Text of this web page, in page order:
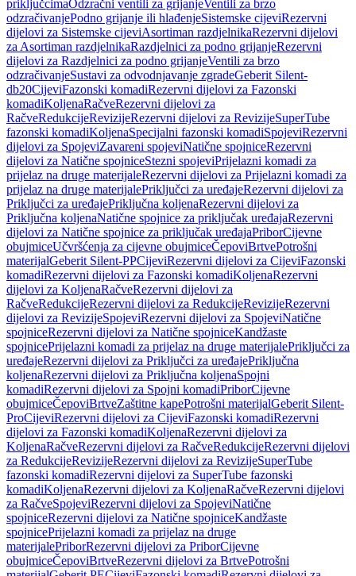
priključcimaOdzračni ventili za grijanjeVentili za brzo
odzračivanjePodno grijanje ili hlađenjeSistemske cijeviRezervni
dijelovi za Sistemske cijeviAsortiman razdjelnikaRezervni dijelovi
za Asortiman razdjelnikaRazdjelnici za podno grijanjeRezervni
dijelovi za Razdjelnici za podno grijanjeVentili za brzo
odzračivanjeSustavi za odvodnjavanje zgradeGeberit Silent-
db20CijeviFazonski komadiRezervni dijelovi za Fazonski
komadiKoljenaRačveRezervni dijelovi za
RačveRedukcijeRevizijeRezervni dijelovi za RevizijeSuperTube
fazonski komadiKoljenaSpecijalni fazonski komadiSpojeviRezervni
dijelovi za SpojeviZavareni spojeviNatične spojniceRezervni
dijelovi za Natične spojniceStezni spojeviPrijelazni komadi za
prijelaz na druge materijaleRezervni dijelovi za Prijelazni komadi za
prijelaz na druge materijalePriključci za uređajeRezervni dijelovi za
Priključci za uređajePriključna koljenaRezervni dijelovi za
Priključna koljenaNatične spojnice za priključak uređajaRezervni
dijelovi za Natične spojnice za priključak uređajaPriborCijevne
obujmiceUčvršćenja za cijevne obujmiceČepoviBrtvePotrošni
materijalGeberit Silent-PPCijeviRezervni dijelovi za CijeviFazonski
komadiRezervni dijelovi za Fazonski komadiKoljenaRezervni
dijelovi za KoljenaRačveRezervni dijelovi za
RačveRedukcijeRezervni dijelovi za RedukcijeRevizijeRezervni
dijelovi za RevizijeSpojeviRezervni dijelovi za SpojeviNatične
spojniceRezervni dijelovi za Natične spojniceKandžaste
spojnicePrijelazni komadi za prijelaz na druge materijalePriključci za
uređajeRezervni dijelovi za Priključci za uređajePriključna
koljenaRezervni dijelovi za Priključna koljenaSpojni
komadiRezervni dijelovi za Spojni komadiPriborCijevne
obujmiceČepoviBrtveZaštitne kapePotrošni materijalGeberit Silent-
ProCijeviRezervni dijelovi za CijeviFazonski komadiRezervni
dijelovi za Fazonski komadiKoljenaRezervni dijelovi za
KoljenaRačveRezervni dijelovi za RačveRedukcijeRezervni dijelovi
za RedukcijeRevizijeRezervni dijelovi za RevizijeSuperTube
fazonski komadiRezervni dijelovi za SuperTube fazonski
komadiKoljenaRezervni dijelovi za KoljenaRačveRezervni dijelovi
za RačveSpojeviRezervni dijelovi za SpojeviNatične
spojniceRezervni dijelovi za Natične spojniceKandžaste
spojnicePrijelazni komadi za prijelaz na druge
materijalePriborRezervni dijelovi za PriborCijevne
obujmiceČepoviBrtveRezervni dijelovi za BrtvePotrošni